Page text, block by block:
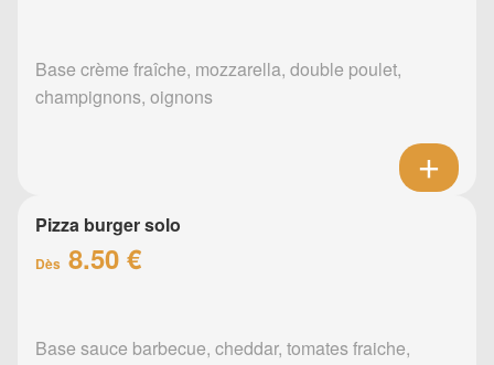
Base crème fraîche, mozzarella, double poulet,
champignons, oignons
Pizza burger solo
Dès 8.50 €
Base sauce barbecue, cheddar, tomates fraiche,